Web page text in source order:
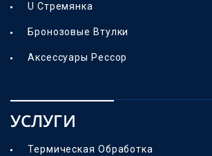
U Стремянка
Бронозовые Втулки
Аксессуары Рессор
УСЛУГИ
Термическая Обработка